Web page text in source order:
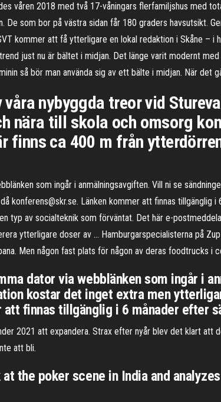
våren 2018 med två 17-våningars flerfamiljshus med
som bor på västra sidan får 180 graders havsutsikt.
kommer att få ytterligare en lokal redaktion i Skåne –
just nu är bältet i midjan. Det länge varit modernt
så bör man använda sig av ett bälte i midjan. När det
nybyggda treor vid
nära till skola och omsorg
ca 400 m från
som ingår i anmälningsavgiften. Vill ni se
konferens@skr.se. Länken kommer att finnas
typ av socialteknik som förväntat. Det här e-
ytterligare doser av … Hamburgarspecialisterna på
Men någon fast plats för någon av deras foodtrucks i
dator via webblänken som ingår i
kostar det inget extra men
att finnas tillgänglig i 6 månader efter
2021 att expandera. Strax efter nyår blev det klart
att bli.
the poker scene in India and